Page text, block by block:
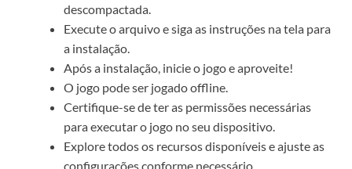
descompactada.
Execute o arquivo e siga as instruções na tela para
a instalação.
Após a instalação, inicie o jogo e aproveite!
O jogo pode ser jogado offline.
Certifique-se de ter as permissões necessárias
para executar o jogo no seu dispositivo.
Explore todos os recursos disponíveis e ajuste as
configurações conforme necessário.